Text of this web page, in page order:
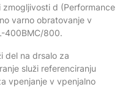
d (Performance
varno obratovanje v
400BMC/800.
del na drsalo za
služi referenciranju
vpenjanje v vpenjalno